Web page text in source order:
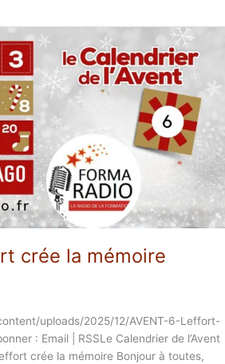
crée la mémoire
uploads/2025/12/AVENT-6-Leffort-
: Email | RSSLe Calendrier de l’Avent
crée la mémoire Bonjour à toutes,